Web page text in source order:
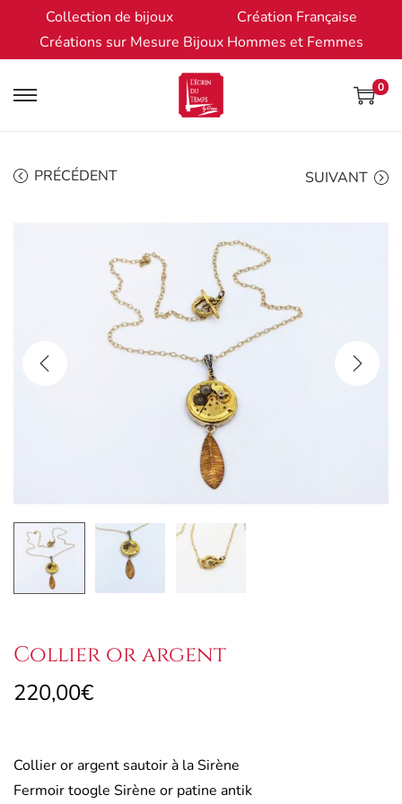
Collection de bijoux
Création Française
Créations sur Mesure Bijoux Hommes et Femmes
0
PRÉCÉDENT SUIVANT
Collier or argent
220,00€
Collier or argent sautoir à la Sirène
Fermoir toogle Sirène or patine antik